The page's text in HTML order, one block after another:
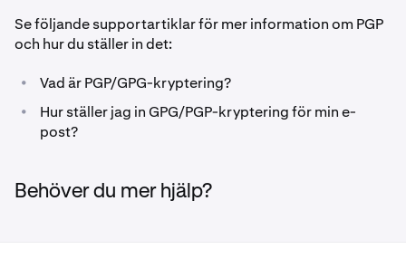
Se följande supportartiklar för mer information om PGP
och hur du ställer in det:
• Vad är PGP/GPG-kryptering?
•
Hur ställer jag in GPG/PGP-kryptering för min e-
post?
Behöver du mer hjälp?